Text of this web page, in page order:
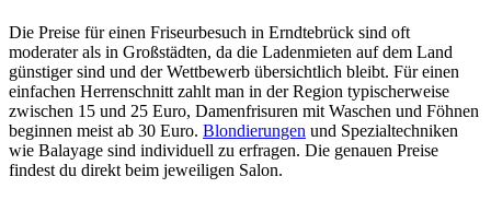
Die Preise für einen Friseurbesuch in Erndtebrück sind oft
moderater als in Großstädten, da die Ladenmieten auf dem Land
günstiger sind und der Wettbewerb übersichtlich bleibt. Für einen
einfachen Herrenschnitt zahlt man in der Region typischerweise
zwischen 15 und 25 Euro, Damenfrisuren mit Waschen und Föhnen
beginnen meist ab 30 Euro. Blondierungen und Spezialtechniken
wie Balayage sind individuell zu erfragen. Die genauen Preise
findest du direkt beim jeweiligen Salon.